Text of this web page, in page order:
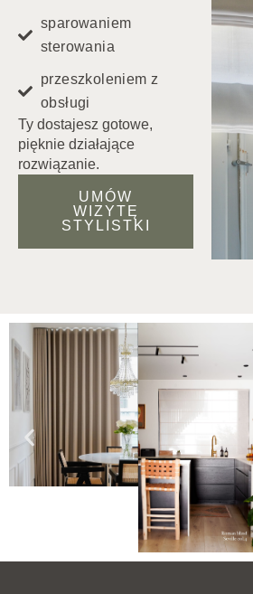
sparowaniem
sterowania
przeszkoleniem z
obsługi
Ty dostajesz gotowe,
pięknie działające
rozwiązanie.
UMÓW
WIZYTĘ
STYLISTKI